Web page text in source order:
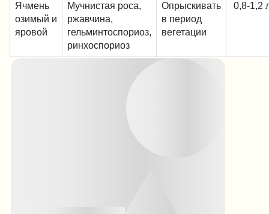
Ячмень
озимый и
яровой
Мучнистая роса,
ржавчина,
гельминтоспориоз,
ринхоспориоз
Опрыскивать
в период
вегетации
0,8-1,2